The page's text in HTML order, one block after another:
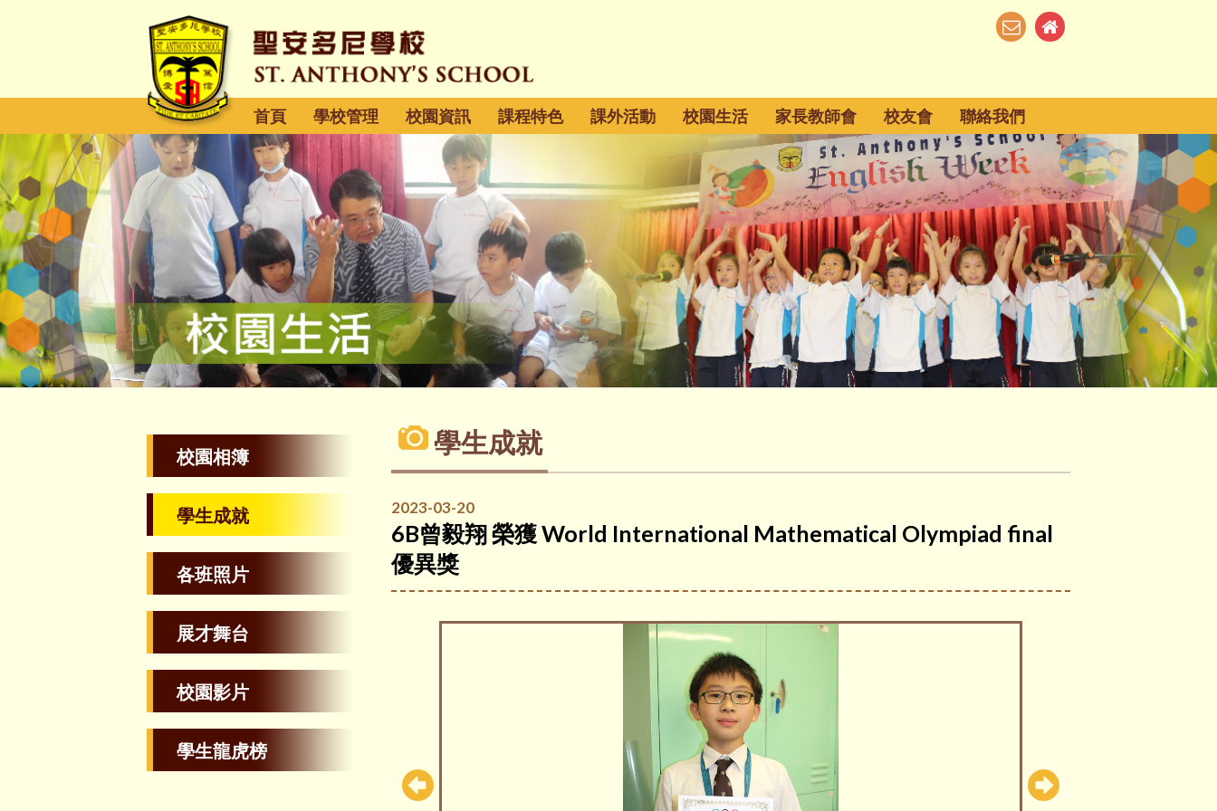
首頁 學校管理 校園資訊 課程特色 課外活動 校園生活 家長教師會 校友會 聯絡我們
校園相簿
學生成就
各班照片
展才舞台
校園影片
學生龍虎榜
學生成就
2023-03-20
6B曾毅翔 榮獲 World International Mathematical Olympiad final
優異獎